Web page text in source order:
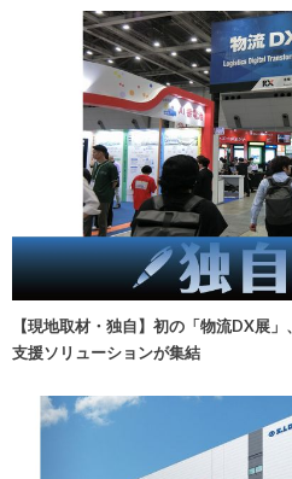
【現地取材・独自】初の「物流DX展
支援ソリューションが集結